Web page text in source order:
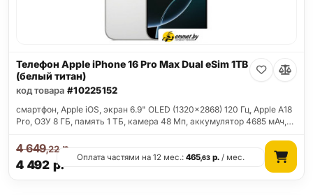
Телефон Apple iPhone 16 Pro Max Dual eSim 1TB
(белый титан)
код товара #10225152
смартфон, Apple iOS, экран 6.9" OLED (1320x2868) 120 Гц, Apple A18
Pro, ОЗУ 8 ГБ, память 1 ТБ, камера 48 Мп, аккумулятор 4685 мАч,…
4 492 р.
4 649,22р.
Оплата частями на 12 мес.:465,63 р. / мес.